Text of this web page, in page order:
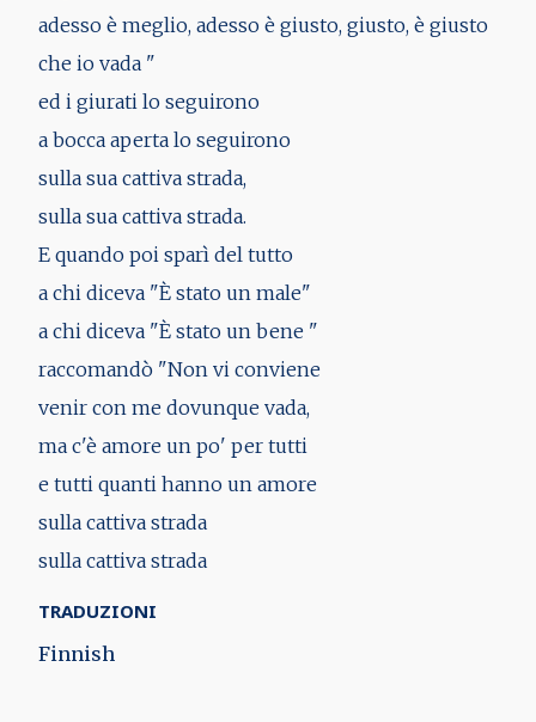
adesso è meglio, adesso è giusto, giusto, è giusto
che io vada "
ed i giurati lo seguirono
a bocca aperta lo seguirono
sulla sua cattiva strada,
sulla sua cattiva strada.
E quando poi sparì del tutto
a chi diceva "È stato un male"
a chi diceva "È stato un bene "
raccomandò "Non vi conviene
venir con me dovunque vada,
ma c'è amore un po' per tutti
e tutti quanti hanno un amore
sulla cattiva strada
sulla cattiva strada
TRADUZIONI
Finnish